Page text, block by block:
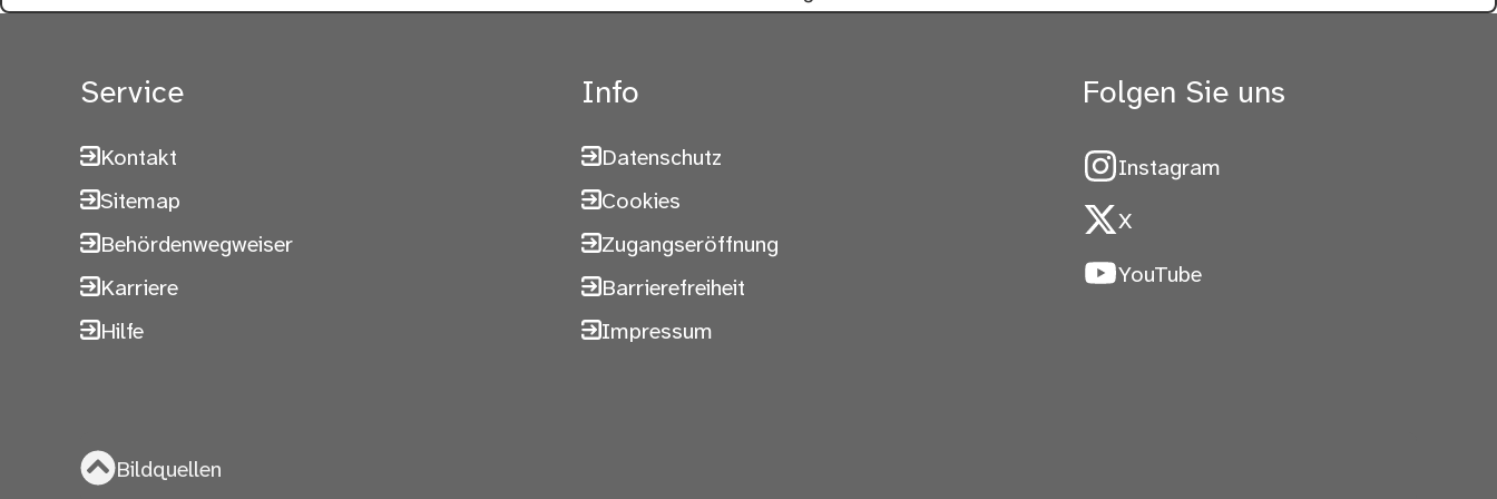
Service
Kontakt
Sitemap
Behördenwegweiser
Karriere
Hilfe
Info
Datenschutz
Cookies
Zugangseröffnung
Barrierefreiheit
Impressum
Folgen Sie uns
Instagram
X
YouTube
Bildquellen